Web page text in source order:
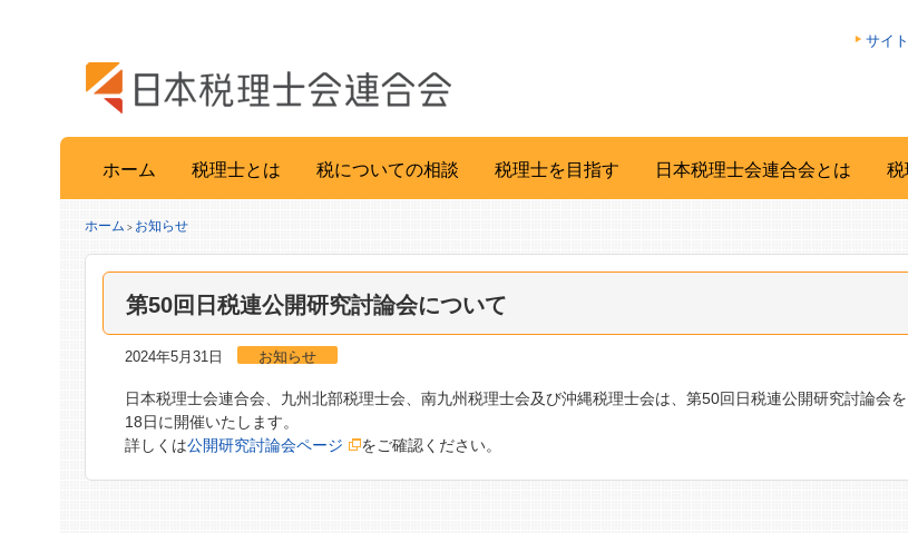
サイ
ホーム 税理士とは 税についての相談 税理士を目指す 日本税理士会連合会とは 税
ホーム > お知らせ
第50回日税連公開研究討論会について
2024年5月31日 お知らせ
日本税理士会連合会、九州北部税理士会、南九州税理士会及び沖縄税理士会は、第50回日税連公開研究討論会を
18日に開催いたします。
詳しくは公開研究討論会ページ をご確認ください。